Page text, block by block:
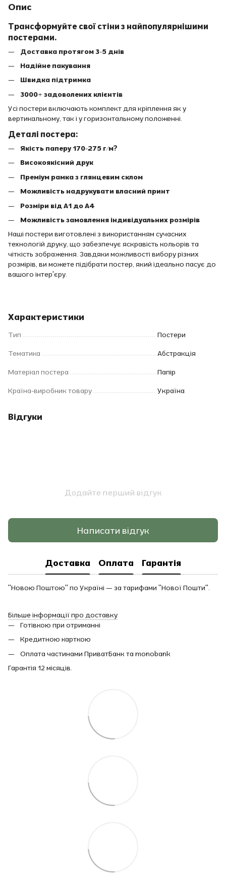
Опис
Трансформуйте свої стіни з найпопулярнішими
постерами.
Доставка протягом 3-5 днів
Надійне пакування
Швидка підтримка
3000+ задоволених клієнтів
Усі постери включають комплект для кріплення як у
вертикальному, так і у горизонтальному положенні.
Деталі постера:
Якість паперу 170-275 г/м?
Високоякісний друк
Преміум рамка з глянцевим склом
Можливість надрукувати власний принт
Розміри від A1 до A4
Можливість замовлення індивідуальних розмірів
Наші постери виготовлені з використанням сучасних
технологій друку, що забезпечує яскравість кольорів та
чіткість зображення. Завдяки можливості вибору різних
розмірів, ви можете підібрати постер, який ідеально пасує до
вашого інтер'єру.
Характеристики
Тип Постери
Тематика Абстракція
Матеріал постера Папір
Країна-виробник товару Україна
Відгуки
Додайте перший відгук
Написати відгук
Доставка Оплата Гарантія
"Новою Поштою" по Україні — за тарифами "Нової Пошти".
Більше інформації про доставку
Готівкою при отриманні
Кредитною карткою
Оплата частинами ПриватБанк та monobank
Гарантія 12 місяців.